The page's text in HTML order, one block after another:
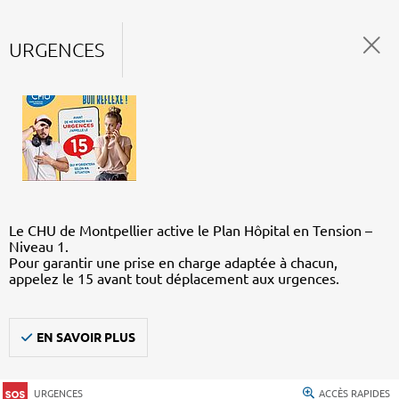
URGENCES
Le CHU de Montpellier active le Plan Hôpital en Tension –
Niveau 1.
Pour garantir une prise en charge adaptée à chacun,
appelez le 15 avant tout déplacement aux urgences.
EN SAVOIR PLUS
URGENCES ACCÈS RAPIDES